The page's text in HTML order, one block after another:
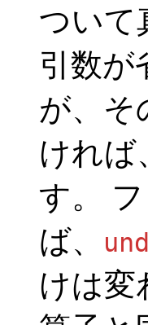
ついて
引数が
が、そ
ければ
す。
ば、
けは変